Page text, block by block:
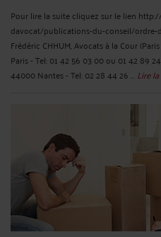
Pour lire la suite cliquez sur le lien
davocat/publications-du-conseil/ordre-
Frédéric CHHUM, Avocats à la Cour
Paris - Tel: 01 42 56 03 00 ou 01 42 89
44000 Nantes - Tel: 02 28 44 26 ... Lire